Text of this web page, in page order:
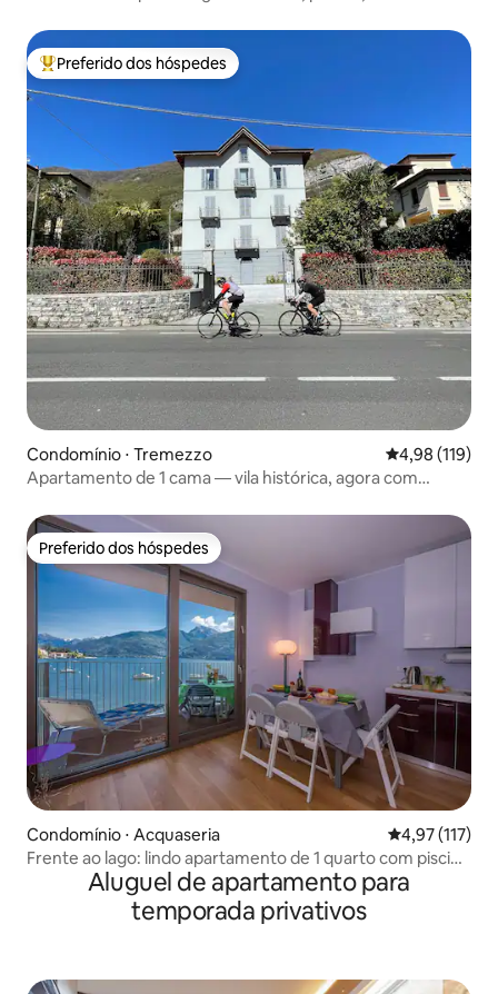
Entre os melhores preferidos dos hóspedes
Preferido dos hóspedes
Condomínio ⋅ Tremezzo 4,98 de uma
4,98 (119)
Apartamento de 1 cama — vila histórica, agora com
Preferido dos hóspedes
Preferido dos hóspedes
Condomínio ⋅ Acquaseria 4,97 de uma
4,97 (117)
Frente ao lago: lindo apartamento de 1 quarto com piscina
em condomínio
Aluguel de apartamento para
temporada privativos